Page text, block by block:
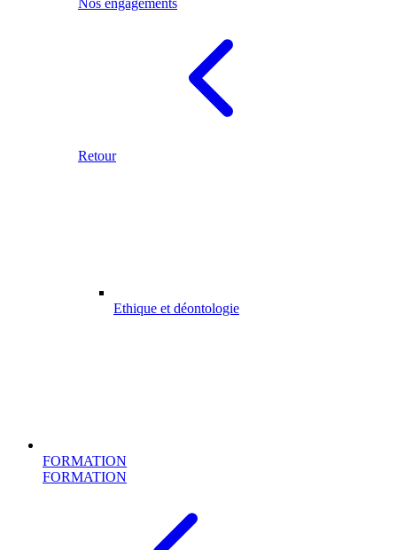
Nos engagements
Retour
Ethique et déontologie
FORMATION
FORMATION